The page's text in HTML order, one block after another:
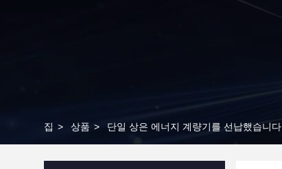
집 > 상품 > 단일 상은 에너지 계량기를 선납했습니다